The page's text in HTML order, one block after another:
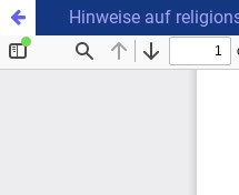
Hinweise auf